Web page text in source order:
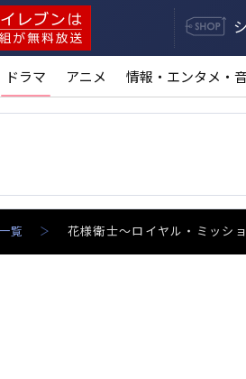
は全番組が無料放送
ドラマ アニメ 情報・エンタメ・
覧 花様衛士～ロイヤル・ミッシ